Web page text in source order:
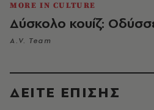
MORE IN CULTURE
Δύσκολο κουίζ:
A.V. Team
ΔΕΙΤΕ ΕΠΙΣΗΣ